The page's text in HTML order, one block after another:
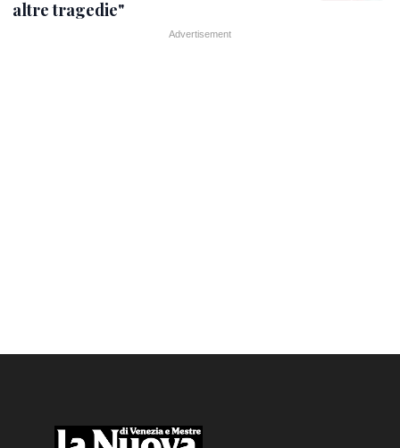
altre tragedie"